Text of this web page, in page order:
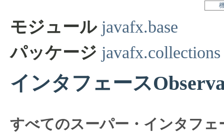
モジュール javafx.base
パッケージ javafx.collections
インタフェース
すべてのスーパー・インタフェ